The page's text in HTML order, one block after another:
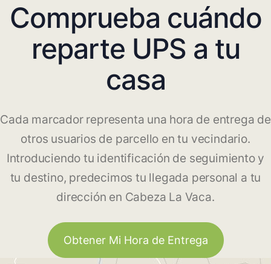
Comprueba cuándo
reparte UPS a tu
casa
Cada marcador representa una hora de entrega de
otros usuarios de parcello en tu vecindario.
Introduciendo tu identificación de seguimiento y
tu destino, predecimos tu llegada personal a tu
dirección en Cabeza La Vaca.
Obtener Mi Hora de Entrega